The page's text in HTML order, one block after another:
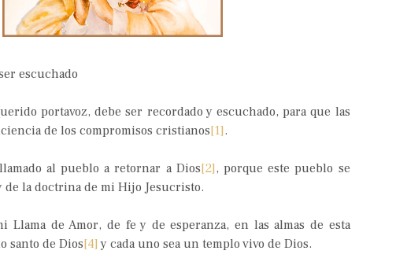
escuchado
portavoz, debe ser recordado y escuchado, para que las
de los compromisos cristianos[1].
al pueblo a retornar a Dios[2], porque este pueblo se
de la doctrina de mi Hijo Jesucristo.
Llama de Amor, de fe y de esperanza, en las almas de esta
santo de Dios[4] y cada uno sea un templo vivo de Dios.